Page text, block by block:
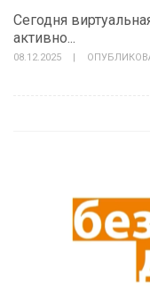
Сегодня
активно...
08.12.2025 |